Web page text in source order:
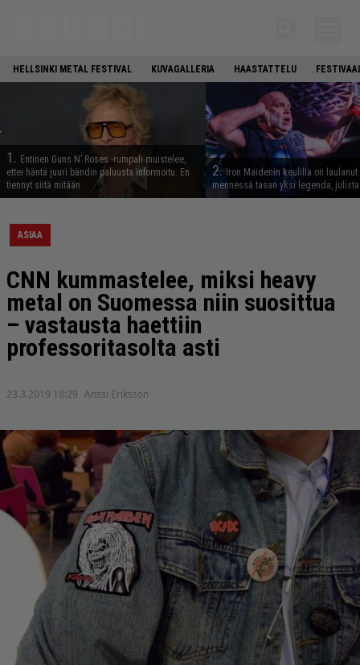
HELLSINKI METAL FESTIVAL KUVAGALLERIA HAASTATTELU
1. Entinen Guns N’ Roses -rumpali muistelee,
ettei häntä juuri bändin paluusta informoitu: En
tiennyt siitä mitään
2. Iron Maidenin keulilla on laulanut
mennessä tasan yksi legenda,
ASIAA
CNN kummastelee, miksi heavy
metal on Suomessa niin suosittua
– vastausta haettiin
professoritasolta asti
23.3.2019 18:29 Anssi Eriksson